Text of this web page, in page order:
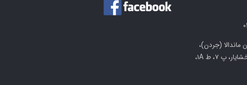
(جردن)،
کوچه والی نژاد، جنب پارک خشایار، پ ۷، ط ۱A،